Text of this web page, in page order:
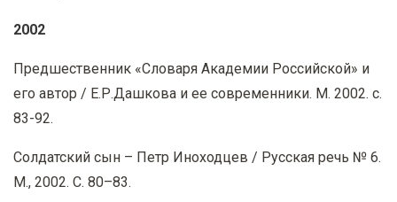
2002
Предшественник «Словаря Академии Российской» и
его автор / Е.Р.Дашкова и ее современники. М. 2002. с.
83-92.
Солдатский сын – Петр Иноходцев / Русская речь № 6.
М., 2002. С. 80–83.